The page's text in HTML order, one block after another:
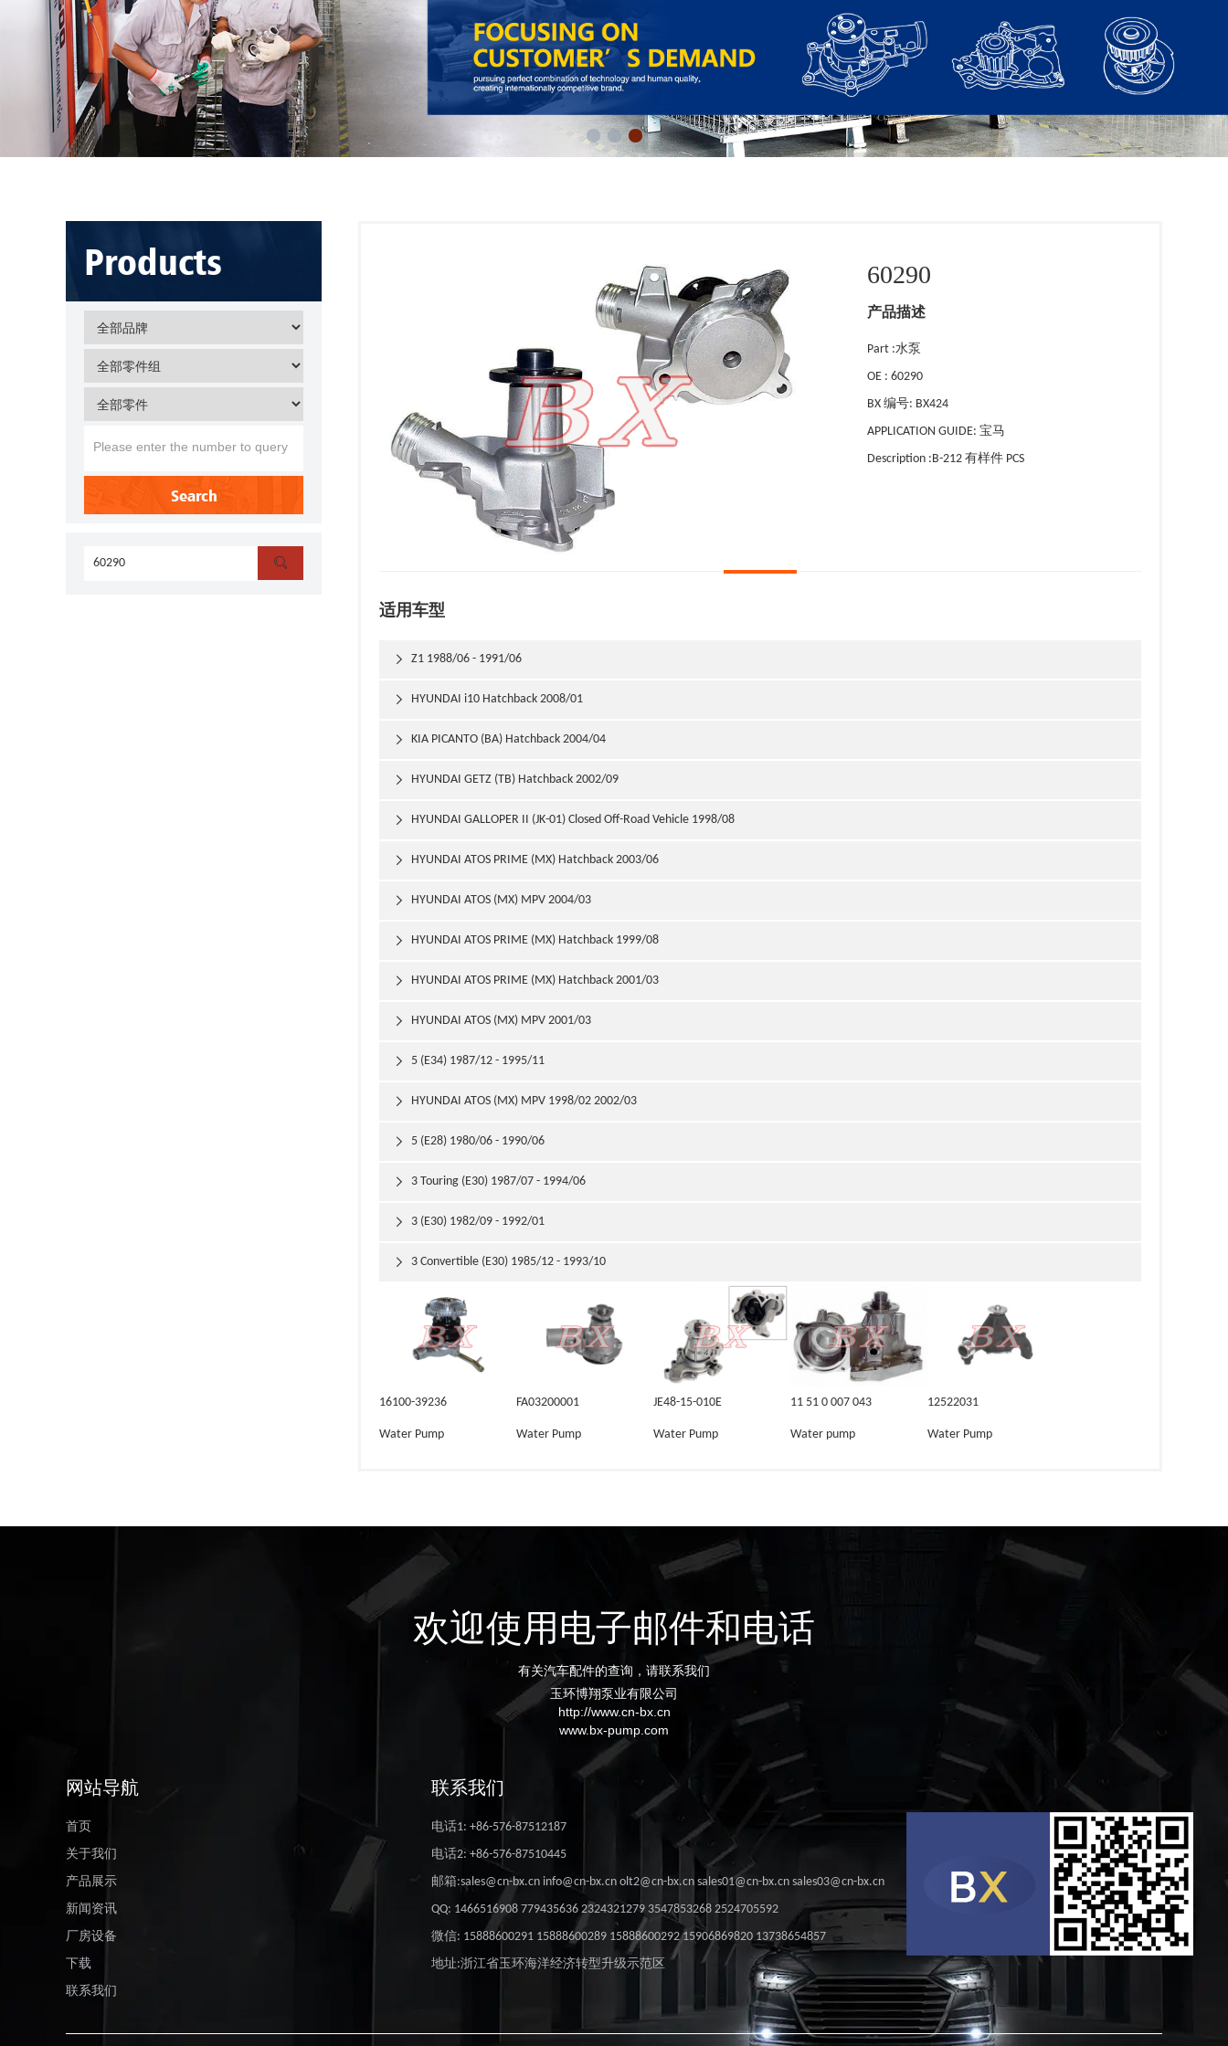
Products
Search

60290
产品描述
Part :水泵
OE : 60290
BX 编号: BX424
APPLICATION GUIDE: 宝马
Description :B-212 有样件 PCS
适用车型
Z1 1988/06 - 1991/06

HYUNDAI i10 Hatchback 2008/01

KIA PICANTO (BA) Hatchback 2004/04

HYUNDAI GETZ (TB) Hatchback 2002/09

HYUNDAI GALLOPER II (JK-01) Closed Off-Road Vehicle 1998/08

HYUNDAI ATOS PRIME (MX) Hatchback 2003/06

HYUNDAI ATOS (MX) MPV 2004/03

HYUNDAI ATOS PRIME (MX) Hatchback 1999/08

HYUNDAI ATOS PRIME (MX) Hatchback 2001/03

HYUNDAI ATOS (MX) MPV 2001/03

5 (E34) 1987/12 - 1995/11

HYUNDAI ATOS (MX) MPV 1998/02 2002/03

5 (E28) 1980/06 - 1990/06

3 Touring (E30) 1987/07 - 1994/06

3 (E30) 1982/09 - 1992/01

3 Convertible (E30) 1985/12 - 1993/10

16100-39236
Water Pump
FA03200001
Water Pump
JE48-15-010E
Water Pump
11 51 0 007 043
Water pump
12522031
Water Pump
欢迎使用电子邮件和电话
有关汽车配件的查询，请联系我们
玉环博翔泵业有限公司
http://www.cn-bx.cn
www.bx-pump.com
网站导航
首页
关于我们
产品展示
新闻资讯
厂房设备
下载
联系我们
联系我们
电话1: +86-576-87512187
电话2: +86-576-87510445
邮箱:sales@cn-bx.cn info@cn-bx.cn olt2@cn-bx.cn sales01@cn-bx.cn sales03@cn-bx.cn
QQ: 1466516908 779435636 2324321279 3547853268 2524705592
微信: 15888600291 15888600289 15888600292 15906869820 13738654857
地址:浙江省玉环海洋经济转型升级示范区